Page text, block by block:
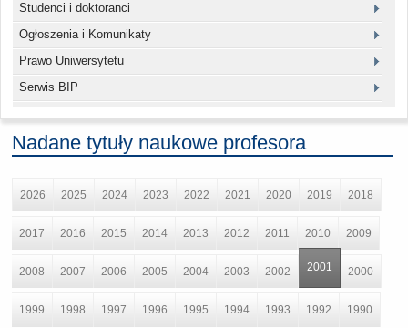
Studenci i doktoranci
Ogłoszenia i Komunikaty
Prawo Uniwersytetu
Serwis BIP
Nadane tytuły naukowe profesora
2026 2025 2024 2023 2022 2021 2020 2019 2018
2017 2016 2015 2014 2013 2012 2011 2010 2009
2008 2007 2006 2005 2004 2003 2002 2001 2000
1999 1998 1997 1996 1995 1994 1993 1992 1990